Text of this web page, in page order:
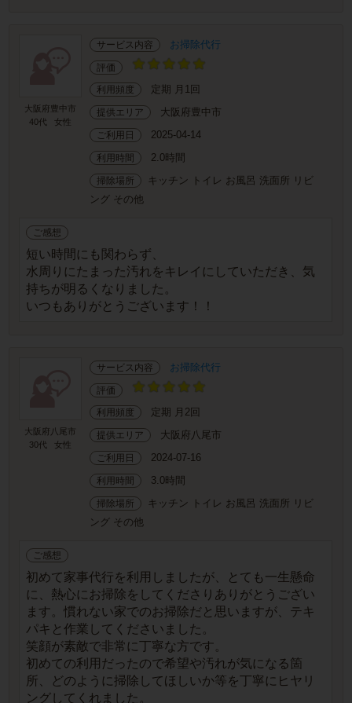
大阪府豊中市
40代
女性
サービス内容 お掃除代行
評価
利用頻度 定期 月1回
提供エリア 大阪府豊中市
ご利用日 2025-04-14
利用時間 2.0時間
掃除場所
キッチン トイレ お風呂 洗面所 リビ
ング その他
ご感想
短い時間にも関わらず、
水周りにたまった汚れをキレイにしていただき、気
持ちが明るくなりました。
いつもありがとうございます！！
大阪府八尾市
30代
女性
サービス内容 お掃除代行
評価
利用頻度 定期 月2回
提供エリア 大阪府八尾市
ご利用日 2024-07-16
利用時間 3.0時間
掃除場所
キッチン トイレ お風呂 洗面所 リビ
ング その他
ご感想
初めて家事代行を利用しましたが、とても一生懸命
に、熱心にお掃除をしてくださりありがとうござい
ます。慣れない家でのお掃除だと思いますが、テキ
パキと作業してくださいました。
笑顔が素敵で非常に丁寧な方です。
初めての利用だったので希望や汚れが気になる箇
所、どのように掃除してほしいか等を丁寧にヒヤリ
ングしてくれました。